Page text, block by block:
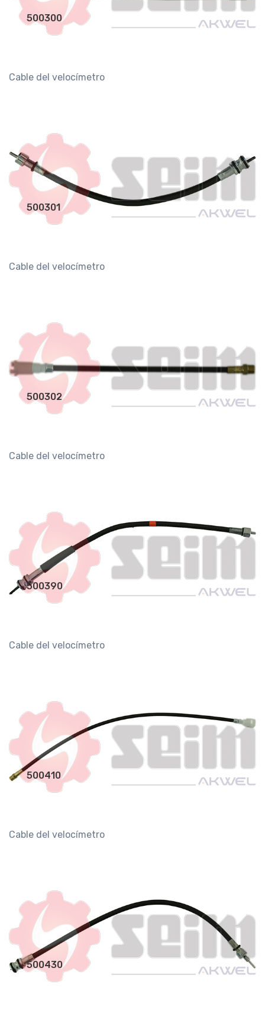
500300
Cable del velocímetro
500301
Cable del velocímetro
500302
Cable del velocímetro
500390
Cable del velocímetro
500410
Cable del velocímetro
500430